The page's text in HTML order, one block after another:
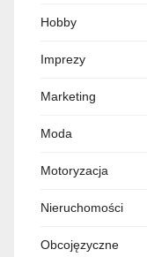
Hobby
Imprezy
Marketing
Moda
Motoryzacja
Nieruchomości
Obcojęzyczne